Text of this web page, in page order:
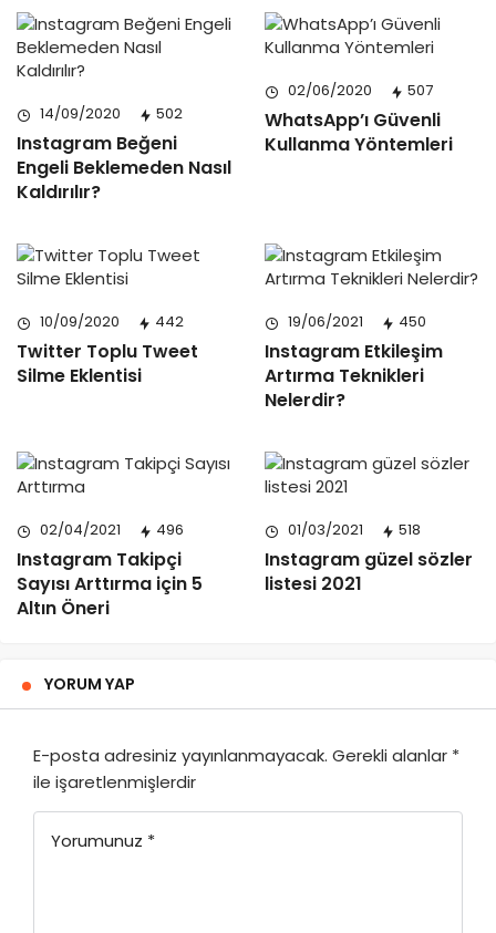
14/09/2020 502
Instagram Beğeni
Engeli Beklemeden Nasıl
Kaldırılır?
02/06/2020 507
WhatsApp’ı Güvenli
Kullanma Yöntemleri
10/09/2020 442
Twitter Toplu Tweet
Silme Eklentisi
19/06/2021 450
Instagram Etkileşim
Artırma Teknikleri
Nelerdir?
02/04/2021 496
Instagram Takipçi
Sayısı Arttırma için 5
Altın Öneri
01/03/2021 518
Instagram güzel sözler
listesi 2021
YORUM YAP
E-posta adresiniz yayınlanmayacak. Gerekli alanlar *
ile işaretlenmişlerdir
Yorumunuz *